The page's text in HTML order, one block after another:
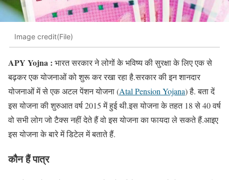
Image credit(File)
APY Yojna : भारत सरकार ने लोगों के भविष्य की सुरक्षा के लिए एक से
बढ़कर एक योजनाओं को शुरू कर रखा रहा है.सरकार की इन शानदार
योजनाओं में से एक अटल पेंशन योजना (Atal Pension Yojana) है. बता दें
इस योजना की शुरुआत वर्ष 2015 में हुई थी.इस योजना के तहत 18 से 40 वर्ष
वो सभी लोग जो टैक्‍स नहीं देते हैं वो इस योजना का फायदा ले सकते हैं.आइए
इस योजना के बारे में डिटेल में बताते हैं.
कौन हैं पात्र